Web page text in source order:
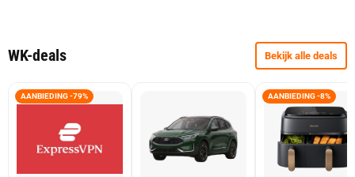
WK-deals Bekijk alle deals
AANBIEDING -79% AANBIEDING -8%